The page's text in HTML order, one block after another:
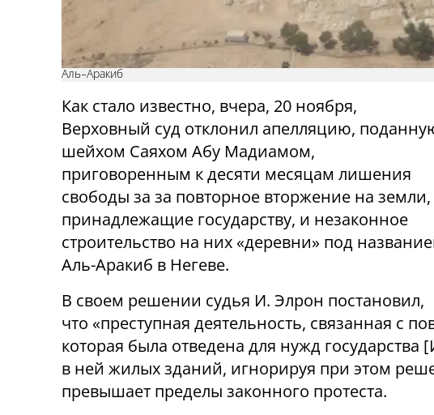
Аль-Аракиб
Как стало известно, вчера, 20 ноября,
Верховный суд отклонил апелляцию,
шейхом Саяхом Абу Мадиамом,
приговоренным к десяти месяцам лишения
свободы за за повторное вторжение на земли,
принадлежащие государству, и незаконное
строительство на них «деревни» под
Аль-Аракиб в Негеве.
В своем решении судья И. Элрон постановил,
что «преступная деятельность, связанная с
которая была отведена для нужд государства
в ней жилых зданий, игнорируя при этом
превышает пределы законного протеста.